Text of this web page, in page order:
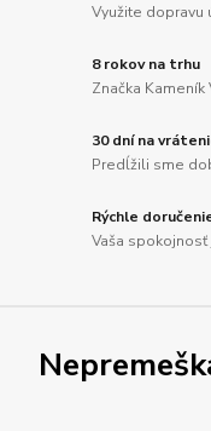
Využite dopravu
8 rokov na trhu
Značka
30 dní na
Predĺžili sme
Rýchle
Vaša